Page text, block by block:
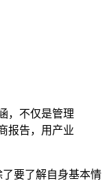
，不仅是管理
报告，用产业
要了解自身基本情